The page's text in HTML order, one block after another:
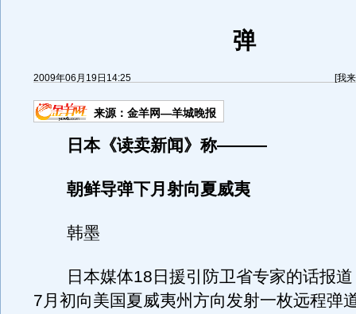
弹
2009年06月19日14:25 [我
来源： 金羊网—羊城晚报
日本《读卖新闻》称———
朝鲜导弹下月射向夏威夷
韩墨
日本媒体18日援引防卫省专家的话报道
7月初向美国夏威夷州方向发射一枚远程弹